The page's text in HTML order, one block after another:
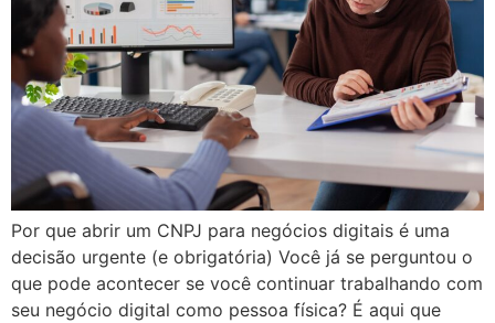
Por que abrir um CNPJ para negócios digitais é uma
decisão urgente (e obrigatória) Você já se perguntou o
que pode acontecer se você continuar trabalhando com
seu negócio digital como pessoa física? É aqui que